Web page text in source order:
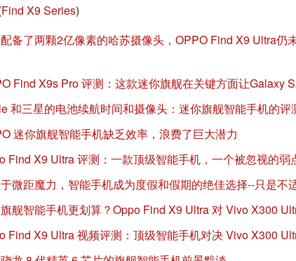
Find X9 Series)
备了两颗2亿像素的哈苏摄像头，OPPO Find X9 Ultra仍
Find X9s Pro 评测：这款迷你旗舰在关键方面让Galaxy
和三星的电池续航时间和摄像头：迷你旗舰智能手机的评
迷你旗舰智能手机缺乏效率，浪费了巨大潜力
Find X9 Ultra 评测：一款顶级智能手机，一个被忽视的弱
微距魔力，智能手机成为度假和假期的绝佳选择--只是不
舰智能手机更划算？Oppo Find X9 Ultra 对 Vivo X300
Find X9 Ultra 视频评测：顶级智能手机对决 Vivo X300